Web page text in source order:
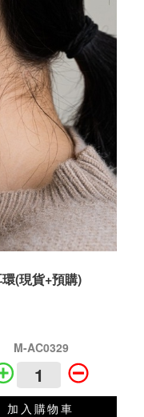
(現貨+預購)
M-AC0329
加入購物車